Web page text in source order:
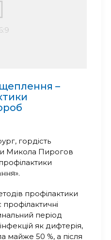
–
гордість
Микола Пирогов
профілактики
період
як дифтерія,
майже 50 %, а після